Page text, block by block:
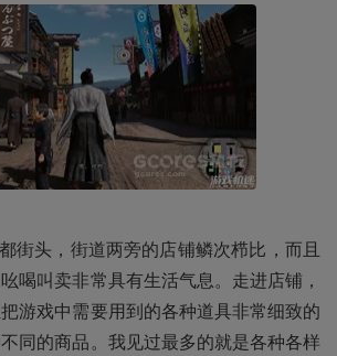
街头，街道两旁的店铺鳞次栉比，而且
喝叫卖非常具有生活气息。走进店铺，
游戏中需要用到的各种道具非常细致的
同的商品。我见过最多的就是各种各样